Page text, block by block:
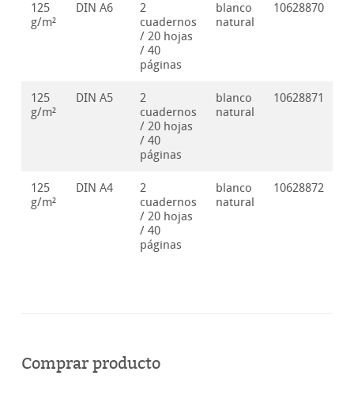
125
g/m²
DIN A6
2
cuadernos
/ 20 hojas
/ 40
páginas
blanco
natural
10628870
125
g/m²
DIN A5
2
cuadernos
/ 20 hojas
/ 40
páginas
blanco
natural
10628871
125
g/m²
DIN A4
2
cuadernos
/ 20 hojas
/ 40
páginas
blanco
natural
10628872
Comprar producto